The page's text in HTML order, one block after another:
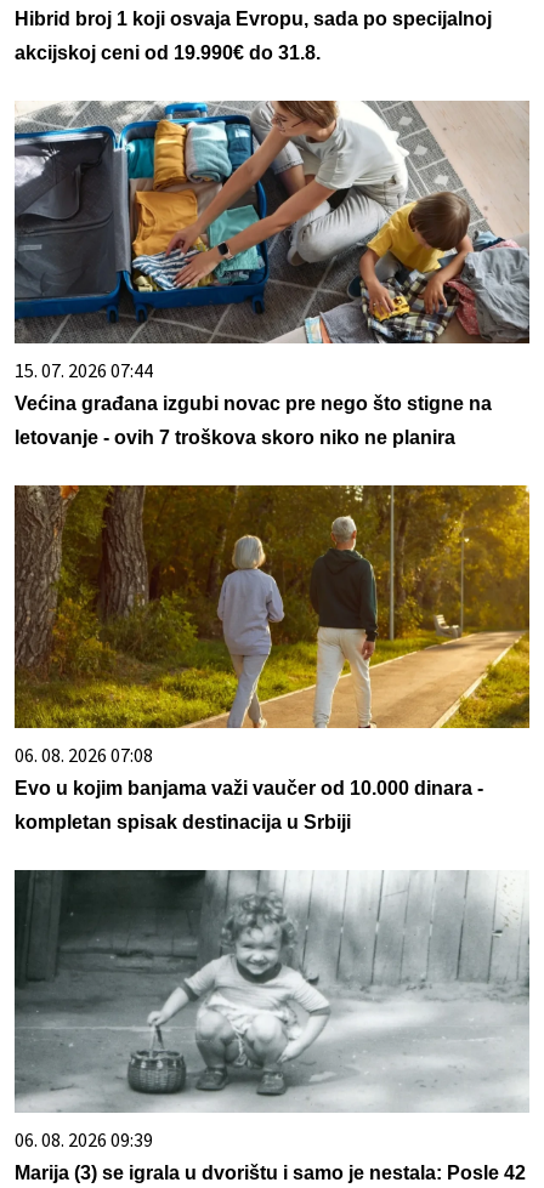
Hibrid broj 1 koji osvaja Evropu, sada po specijalnoj
akcijskoj ceni od 19.990€ do 31.8.
15. 07. 2026 07:44
Većina građana izgubi novac pre nego što stigne na
letovanje - ovih 7 troškova skoro niko ne planira
06. 08. 2026 07:08
Evo u kojim banjama važi vaučer od 10.000 dinara -
kompletan spisak destinacija u Srbiji
06. 08. 2026 09:39
Marija (3) se igrala u dvorištu i samo je nestala: Posle 42